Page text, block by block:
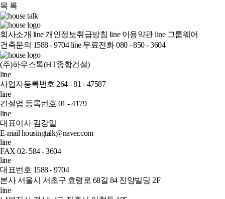
목 록
회사소개 line 개인정보취급방침 line 이용약관 line 그룹웨어
건축문의 1588 - 9704line무료전화 080 - 850 - 3604
(주)하우스톡(HT종합건설)
line
사업자등록번호 264 - 81 - 47587
line
건설업 등록번호 01 - 4179
line
대표이사 김강일
E-mail housingtalk@naver.com
line
FAX 02- 584 - 3604
line
대표번호 1588 - 9704
본사 서울시 서초구 효령로 68길 84 진양빌딩 2F
line